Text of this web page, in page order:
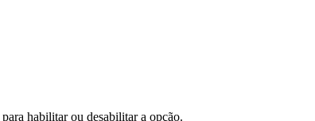
para habilitar ou desabilitar a opção.